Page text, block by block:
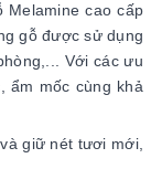
Melamine cao cấp
gỗ được sử dụng
Với các ưu
ẩm mốc cùng khả
giữ nét tươi mới,